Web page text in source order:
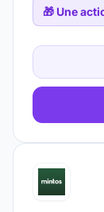
🎁 Une